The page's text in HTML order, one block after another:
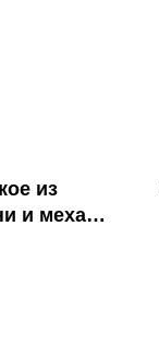
из
и меха